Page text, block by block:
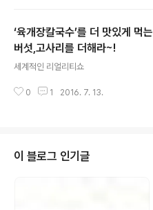
호로록~게임을 하다가도 호로록~다음날
일어났을 때도 호로록~고기, 고기, 고기에
리는 뭔가가 먹고플 때도 호로록~또또, 캠
보 하느냐에 따라 라면 한 그릇으로다양한
‘육개장칼국수’를 더 맛있게 먹
버섯,고사리를 더해라~!
세계적인 리얼리티쇼
0 1 2016. 7. 13.
이 블로그 인기글